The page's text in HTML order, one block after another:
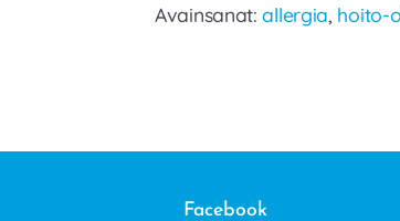
Avainsanat:allergia, hoito-
Facebook